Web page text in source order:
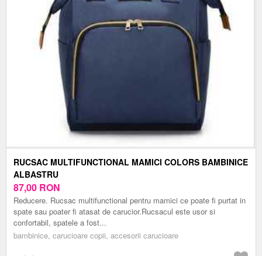
RUCSAC MULTIFUNCTIONAL MAMICI COLORS BAMBINICE
ALBASTRU
87,00 RON
Reducere. Rucsac multifunctional pentru mamici ce poate fi purtat in
spate sau poater fi atasat de carucior.Rucsacul este usor si
confortabil, spatele a fost...
bambinice, carucioare copii, accesorii carucioare